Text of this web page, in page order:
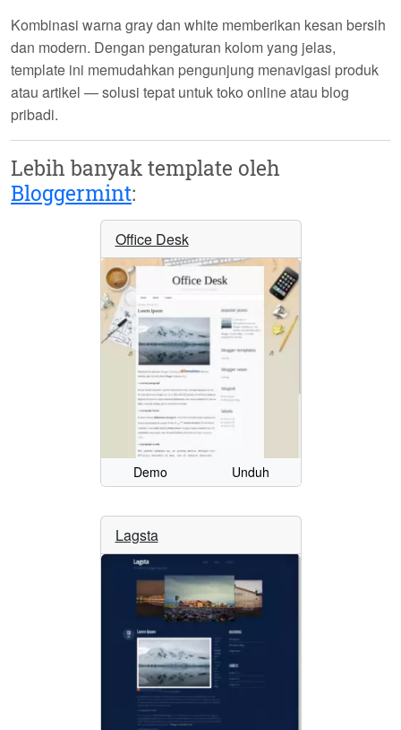
Kombinasi warna gray dan white memberikan kesan bersih
dan modern. Dengan pengaturan kolom yang jelas,
template ini memudahkan pengunjung menavigasi produk
atau artikel — solusi tepat untuk toko online atau blog
pribadi.
Lebih banyak template oleh
Bloggermint:
Office Desk
Demo Unduh
Lagsta